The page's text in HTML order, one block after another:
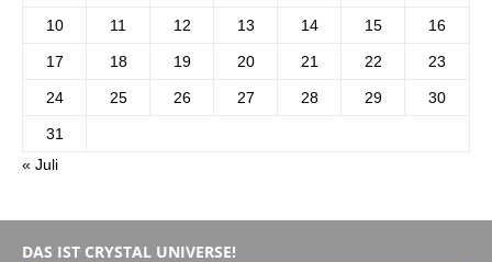
10 11 12 13 14 15 16
17 18 19 20 21 22 23
24 25 26 27 28 29 30
31
« Juli
DAS IST CRYSTAL UNIVERSE!